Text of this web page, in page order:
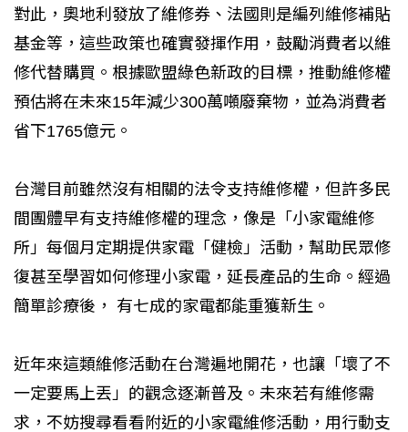
對此，奧地利發放了維修券、法國則是編列維修補貼
基金等，這些政策也確實發揮作用，鼓勵消費者以維
修代替購買。根據歐盟綠色新政的目標，推動維修權
預估將在未來15年減少300萬噸廢棄物，並為消費者
省下1765億元。
台灣目前雖然沒有相關的法令支持維修權，但許多民
間團體早有支持維修權的理念，像是「小家電維修
所」每個月定期提供家電「健檢」活動，幫助民眾修
復甚至學習如何修理小家電，延長產品的生命。經過
簡單診療後， 有七成的家電都能重獲新生。
近年來這類維修活動在台灣遍地開花，也讓「壞了不
一定要馬上丟」的觀念逐漸普及。未來若有維修需
求，不妨搜尋看看附近的小家電維修活動，用行動支